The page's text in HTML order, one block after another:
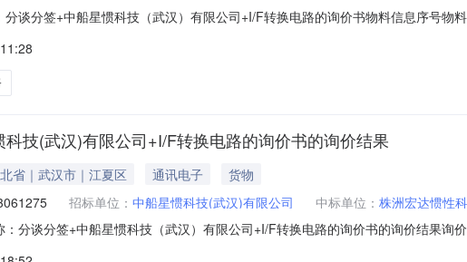
分谈分签+中船星惯科技（武汉）有限公司+I/F转换电路的询价书物料信息序号
括运费、包装费、服务费、其他费用）：包含在物料价格中报价有效期：2025-
技(武汉)有限公司+I/F转换电路的询价书的询价结果
省｜武汉市｜江夏区 通讯电子
货物
招标单位： 中船星惯科技(武汉)有限公司 中标单位： 株洲宏达惯性
：分谈分签+中船星惯科技（武汉）有限公司+I/F转换电路的询价书的询价结果